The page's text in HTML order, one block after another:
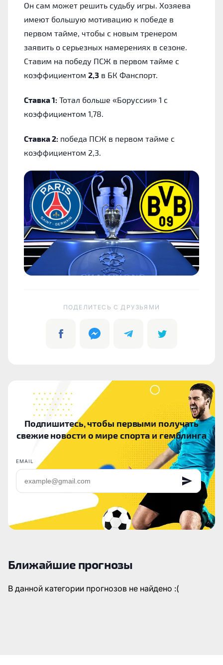
Он сам может решить судьбу игры. Хозяева
имеют большую мотивацию к победе в
первом тайме, чтобы с новым тренером
заявить о серьезных намерениях в сезоне.
Ставим на победу ПСЖ в первом тайме с
коэффициентом 2,3 в БК Фанспорт.
Ставка 1: Тотал больше «Боруссии» 1 с
коэффициентом 1,78.
Ставка 2: победа ПСЖ в первом тайме с
коэффициентом 2,3.
ПОДЕЛИТЕСЬ C ДРУЗЬЯМИ
Подпишитесь, чтобы первыми получать
свежие новости о мире спорта и гемблинга
EMAIL
Ближайшие прогнозы
В данной категории прогнозов не найдено :(